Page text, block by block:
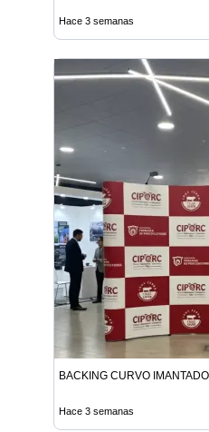
Hace 3 semanas
BACKING CURVO
Hace 3 semanas